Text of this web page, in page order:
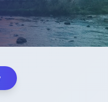
строительство